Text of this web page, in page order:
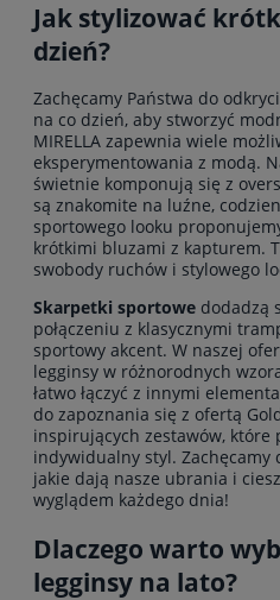
Jak stylizować
dzień?
Zachęcamy Państwa do
na co dzień, aby stworzyć
MIRELLA zapewnia wiele
eksperymentowania z modą.
świetnie komponują się z
są znakomite na luźne,
sportowego looku
krótkimi bluzami z kapturem.
swobody ruchów i stylowego
Skarpetki sportowe dodadzą
połączeniu z klasycznymi
sportowy akcent. W naszej
legginsy w różnorodnych
łatwo łączyć z innymi
do zapoznania się z ofertą
inspirujących zestawów, które
indywidualny styl. Zachęcamy
jakie dają nasze ubrania i
wyglądem każdego dnia!
Dlaczego warto
legginsy na lato?